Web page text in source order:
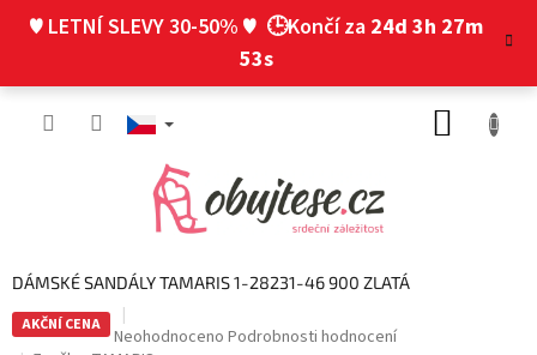
♥ LETNÍ SLEVY 30-50% ♥ 🕒Končí za 24d 3h 27m
53s
DÁMSKÉ SANDÁLY TAMARIS 1-28231-46 900 ZLATÁ
AKČNÍ CENA
Průměrné
Neohodnoceno Podrobnosti hodnocení